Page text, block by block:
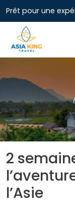
Prêt pour une
2
l’Asie